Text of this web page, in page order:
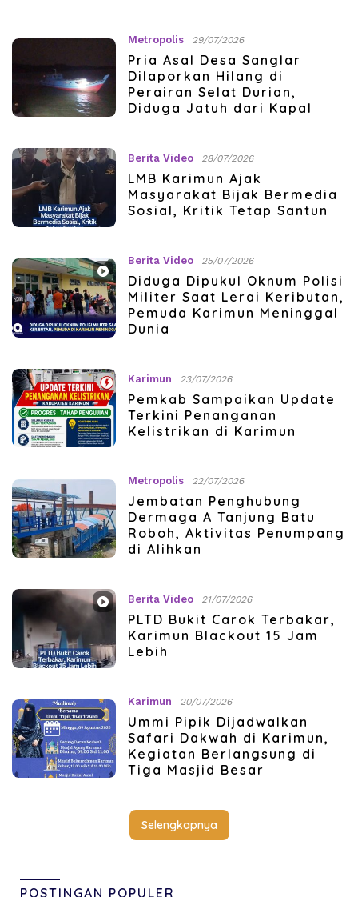
Metropolis 29/07/2026
Pria Asal Desa Sanglar
Dilaporkan Hilang di
Perairan Selat Durian,
Diduga Jatuh dari Kapal
Berita Video 28/07/2026
LMB Karimun Ajak
Masyarakat Bijak Bermedia
Sosial, Kritik Tetap Santun
Berita Video 25/07/2026
Diduga Dipukul Oknum Polisi
Militer Saat Lerai Keributan,
Pemuda Karimun Meninggal
Dunia
Karimun 23/07/2026
Pemkab Sampaikan Update
Terkini Penanganan
Kelistrikan di Karimun
Metropolis 22/07/2026
Jembatan Penghubung
Dermaga A Tanjung Batu
Roboh, Aktivitas Penumpang
di Alihkan
Berita Video 21/07/2026
PLTD Bukit Carok Terbakar,
Karimun Blackout 15 Jam
Lebih
Karimun 20/07/2026
Ummi Pipik Dijadwalkan
Safari Dakwah di Karimun,
Kegiatan Berlangsung di
Tiga Masjid Besar
Selengkapnya
POSTINGAN POPULER